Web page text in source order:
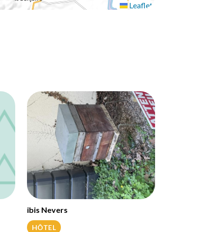
Leaflet
ibis Nevers
HÔTEL